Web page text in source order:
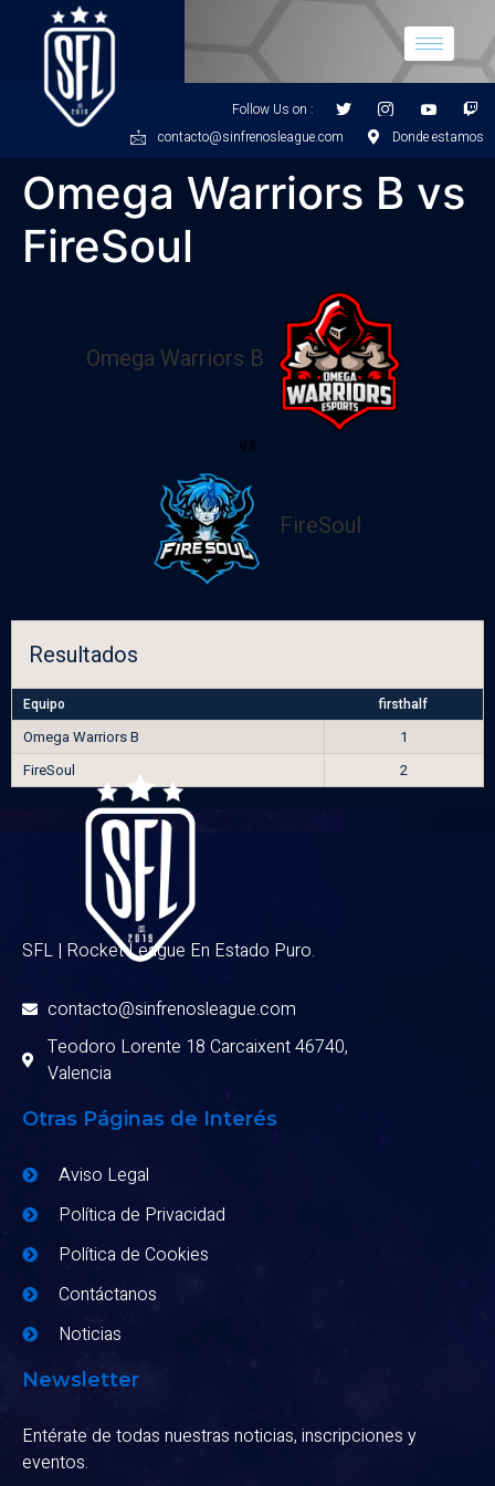
Follow Us on :
contacto@sinfrenosleague.com
Donde estamos
Omega Warriors B vs
FireSoul
Omega Warriors B
vs
FireSoul
Resultados
Equipo firsthalf
Omega Warriors B
1
FireSoul
2
SFL | Rocket League En Estado Puro.
contacto@sinfrenosleague.com
Teodoro Lorente 18 Carcaixent 46740,
Valencia
Otras Páginas de Interés
Aviso Legal
Política de Privacidad
Política de Cookies
Contáctanos
Noticias
Newsletter
Entérate de todas nuestras noticias, inscripciones y
eventos.